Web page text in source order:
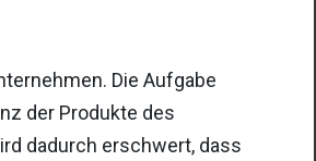
Die Aufgabe
der Produkte des
dadurch erschwert, dass